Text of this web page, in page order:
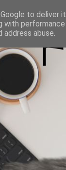
to deliver
with
abuse.